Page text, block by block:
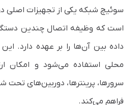
سوئیچ شبکه یکی از تجهیزات اصلی
است که وظیفه اتصال چندین
داده بین آن‌ها را بر عهده دارد.
محلی استفاده می‌شود و امکان
سرورها، پرینترها، دوربین‌های تحت
فراهم می‌کند.